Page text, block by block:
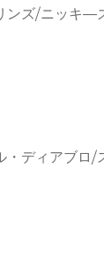
ンズ/ニッキ―
・ディアブロ/